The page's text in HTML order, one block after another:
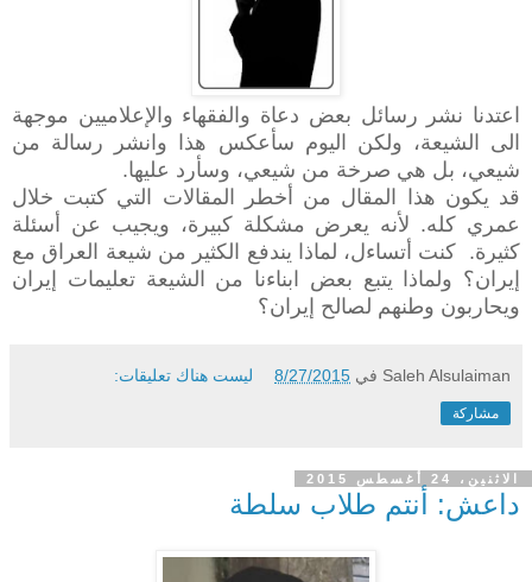
اعتدنا نشر رسائل بعض دعاة والفقهاء والإعلاميين موجهة
الى الشيعة، ولكن اليوم سأعكس هذا وانشر رسالة من
شيعي، بل هي صرخة من شيعي، وسأرد عليها.
قد يكون هذا المقال من أخطر المقالات التي كتبت خلال
عمري كله. لأنه يعرض مشكلة كبيرة، ويجيب عن أسئلة
كثيرة. كنت أتساءل، لماذا يندفع الكثير من شيعة العراق مع
إيران؟ ولماذا يتبع بعض ابناءنا من الشيعة تعليمات إيران
ويحاربون وطنهم لصالح إيران؟
Saleh Alsulaiman في 8/27/2015 ليست هناك تعليقات:
مشاركة
الاثنين، 24 أغسطس 2015
داعش: أنتم طلاب سلطة